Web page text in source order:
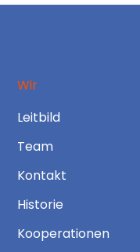
Wir
Leitbild
Team
Kontakt
Historie
Kooperationen